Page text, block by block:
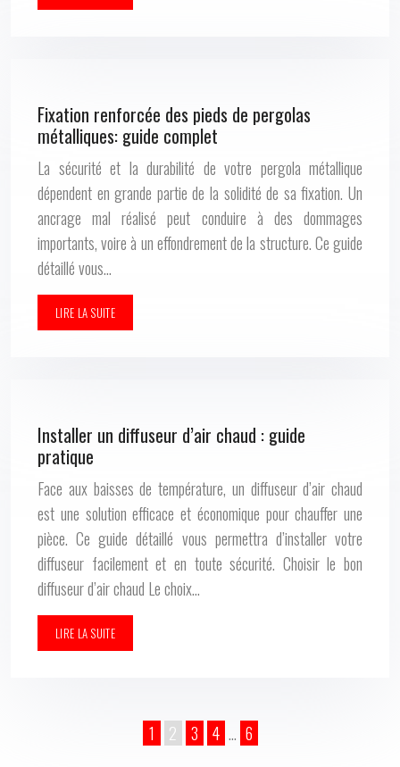
Fixation renforcée des pieds de pergolas
métalliques: guide complet
La sécurité et la durabilité de votre pergola métallique
dépendent en grande partie de la solidité de sa fixation. Un
ancrage mal réalisé peut conduire à des dommages
importants, voire à un effondrement de la structure. Ce guide
détaillé vous…
LIRE LA SUITE
Installer un diffuseur d’air chaud : guide
pratique
Face aux baisses de température, un diffuseur d’air chaud
est une solution efficace et économique pour chauffer une
pièce. Ce guide détaillé vous permettra d’installer votre
diffuseur facilement et en toute sécurité. Choisir le bon
diffuseur d’air chaud Le choix…
LIRE LA SUITE
1 2 3 4 … 6